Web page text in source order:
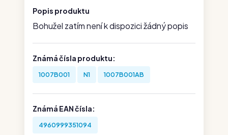
Popis produktu
Bohužel zatím není k dispozici žádný popis
Známá čísla produktu:
1007B001 N1 1007B001AB
Známá EAN čísla:
4960999351094